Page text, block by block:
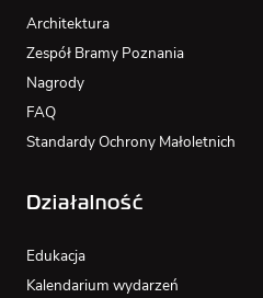
Architektura
Zespół Bramy Poznania
Nagrody
FAQ
Standardy Ochrony Małoletnich
Działalność
Edukacja
Kalendarium wydarzeń